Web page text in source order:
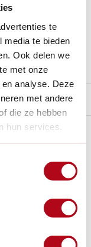
te
media te bieden
Ook delen we
met onze
analyse. Deze
met andere
die ze hebben
hun services.
op!
te vinden in de
op te